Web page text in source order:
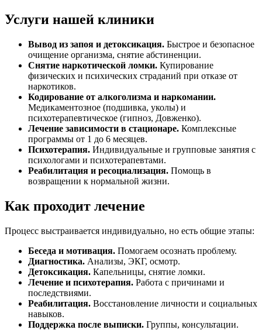
Услуги нашей клиники
Вывод из запоя и детоксикация. Быстрое и безопасное
очищение организма, снятие абстиненции.
Снятие наркотической ломки. Купирование
физических и психических страданий при отказе от
наркотиков.
Кодирование от алкоголизма и наркомании.
Медикаментозное (подшивка, уколы) и
психотерапевтическое (гипноз, Довженко).
Лечение зависимости в стационаре. Комплексные
программы от 1 до 6 месяцев.
Психотерапия. Индивидуальные и групповые занятия с
психологами и психотерапевтами.
Реабилитация и ресоциализация. Помощь в
возвращении к нормальной жизни.
Как проходит лечение
Процесс выстраивается индивидуально, но есть общие этапы:
Беседа и мотивация. Помогаем осознать проблему.
Диагностика. Анализы, ЭКГ, осмотр.
Детоксикация. Капельницы, снятие ломки.
Лечение и психотерапия. Работа с причинами и
последствиями.
Реабилитация. Восстановление личности и социальных
навыков.
Поддержка после выписки. Группы, консультации.